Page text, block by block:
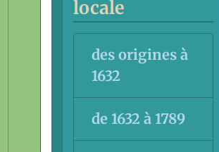
locale
des origines à
1632
de 1632 à 1789